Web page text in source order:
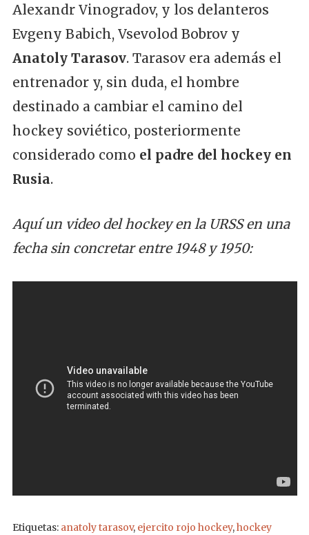
Alexandr Vinogradov, y los delanteros
Evgeny Babich, Vsevolod Bobrov y
Anatoly Tarasov. Tarasov era además el
entrenador y, sin duda, el hombre
destinado a cambiar el camino del
hockey soviético, posteriormente
considerado como el padre del hockey en
Rusia.
Aquí un video del hockey en la URSS en una
fecha sin concretar entre 1948 y 1950:
Etiquetas: anatoly tarasov, ejercito rojo hockey,hockey